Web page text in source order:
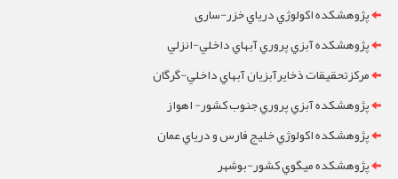
پژوهشکده اکولوژي درياي خزر-ساری
پژوهشکده آبزي پروري آبهاي داخلي-انزلي
مرکزتحقيقات ذخايرآبزيان آبهاي داخلي-گرگان
پژوهشکده آبزي پروري جنوب کشور- اهواز
پژوهشکده اکولوژي خليج فارس و درياي عمان
پژوهشکده ميگوي کشور-بوشهر